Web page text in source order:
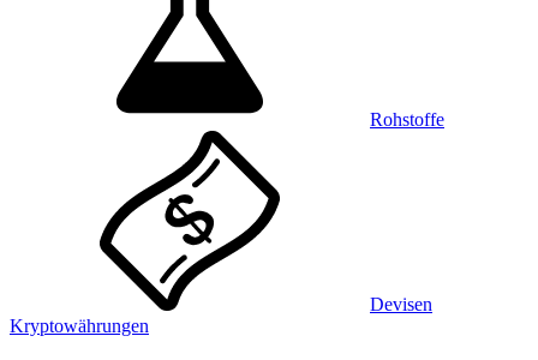
Rohstoffe
Devisen
Kryptowährungen